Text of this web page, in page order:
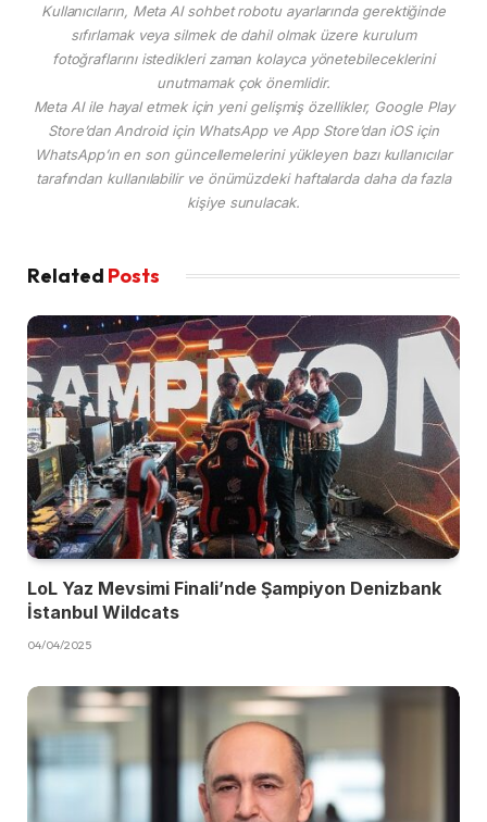
Kullanıcıların, Meta AI sohbet robotu ayarlarında gerektiğinde
sıfırlamak veya silmek de dahil olmak üzere kurulum
fotoğraflarını istedikleri zaman kolayca yönetebileceklerini
unutmamak çok önemlidir.
Meta AI ile hayal etmek için yeni gelişmiş özellikler, Google Play
Store’dan Android için WhatsApp ve App Store’dan iOS için
WhatsApp’ın en son güncellemelerini yükleyen bazı kullanıcılar
tarafından kullanılabilir ve önümüzdeki haftalarda daha da fazla
kişiye sunulacak.
Related Posts
LoL Yaz Mevsimi Finali’nde Şampiyon Denizbank
İstanbul Wildcats
04/04/2025